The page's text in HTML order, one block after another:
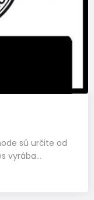
sú určite od
vyrába…